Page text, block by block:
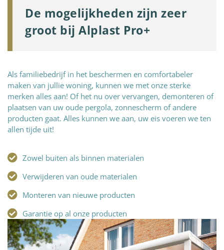
De mogelijkheden zijn zeer
groot bij Alplast Pro+
Als familiebedrijf in het beschermen en comfortabeler
maken van jullie woning, kunnen we met onze sterke
merken alles aan! Of het nu over vervangen, demonteren of
plaatsen van uw oude pergola, zonnescherm of andere
producten gaat. Alles kunnen we aan, uw eis voeren we ten
allen tijde uit!
Zowel buiten als binnen materialen
Verwijderen van oude materialen
Monteren van nieuwe producten
Garantie op al onze producten